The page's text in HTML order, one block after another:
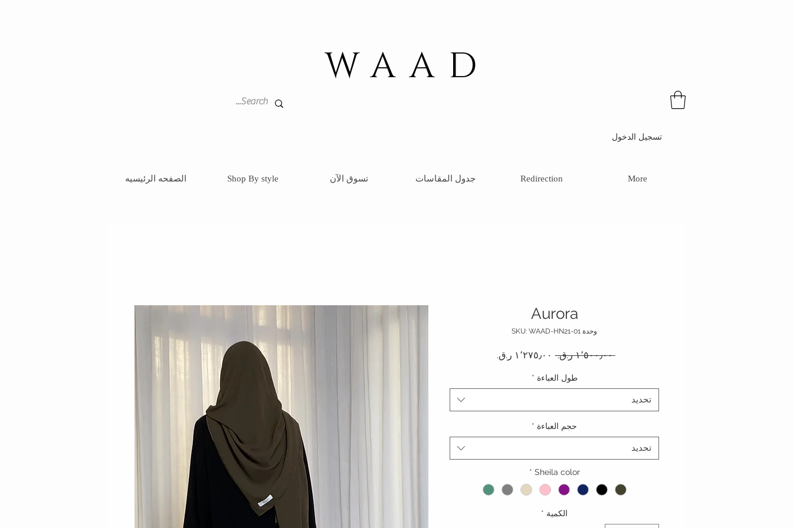
WAAD
تسجيل الدخول
الصفحه الرئيسيه Shop By style تسوق الآن جدول المقاسات Redirection More
Aurora
وحدة SKU: WAAD-HN21-01
‏١٬٥٠٠٫٠٠ ر.ق.‏ سعر عادي
طول العباءة *
تحديد
حجم العباءة *
تحديد
Sheila color
*
الكمية *